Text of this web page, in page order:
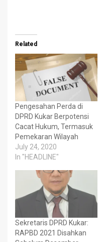
Related
Pengesahan Perda di
DPRD Kukar Berpotensi
Cacat Hukum, Termasuk
Pemekaran Wilayah
July 24, 2020
In "HEADLINE"
Sekretaris DPRD Kukar:
RAPBD 2021 Disahkan